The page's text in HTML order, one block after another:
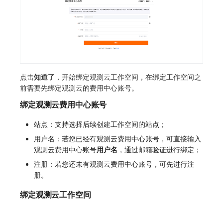
点击知道了 ，开始绑定观测云工作空间，在绑定工作空间之
前需要先绑定观测云的费用中心账号。
绑定观测云费用中心账号
站点：支持选择后续创建工作空间的站点；
用户名：若您已经有观测云费用中心账号，可直接输入
观测云费用中心账号用户名 ，通过邮箱验证进行绑定；
注册：若您还未有观测云费用中心账号，可先进行注
册。
绑定观测云工作空间